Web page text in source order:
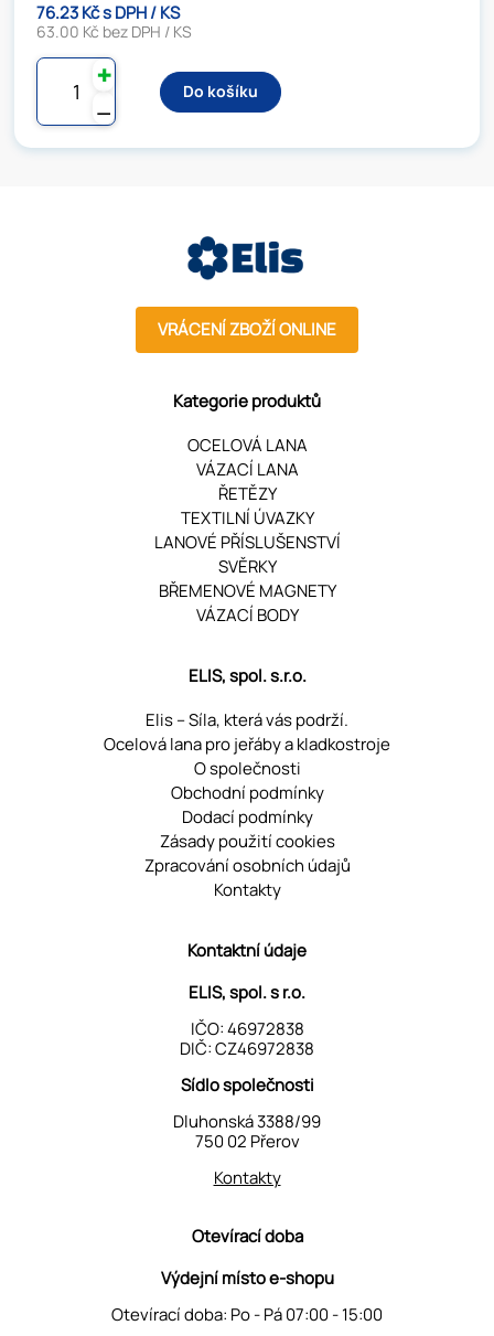
76.23 Kč s DPH / KS
63.00 Kč bez DPH / KS
⚊
✚
Do košíku
VRÁCENÍ ZBOŽÍ ONLINE
Kategorie produktů
OCELOVÁ LANA
VÁZACÍ LANA
ŘETĚZY
TEXTILNÍ ÚVAZKY
LANOVÉ PŘÍSLUŠENSTVÍ
SVĚRKY
BŘEMENOVÉ MAGNETY
VÁZACÍ BODY
ELIS, spol. s.r.o.
Elis – Síla, která vás podrží.
Ocelová lana pro jeřáby a kladkostroje
O společnosti
Obchodní podmínky
Dodací podmínky
Zásady použití cookies
Zpracování osobních údajů
Kontakty
Kontaktní údaje
ELIS, spol. s r.o.
IČO: 46972838
DIČ: CZ46972838
Sídlo společnosti
Dluhonská 3388/99
750 02 Přerov
Kontakty
Otevírací doba
Výdejní místo e-shopu
Otevírací doba: Po - Pá 07:00 - 15:00